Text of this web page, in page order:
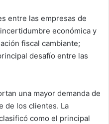
entre las empresas de
económica y
fiscal cambiante;
desafío entre las
una mayor demanda de
de los clientes. La
como el principal